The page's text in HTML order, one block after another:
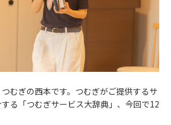
むぎの西本です。つむぎがご提供するサ
る「つむぎサービス大辞典」、今回で12